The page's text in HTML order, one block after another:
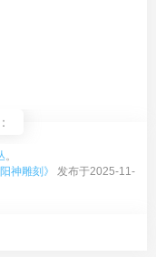
。
神雕刻》
发布于2025-11-